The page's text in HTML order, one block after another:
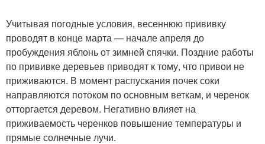
Учитывая погодные условия, весеннюю прививку
проводят в конце марта — начале апреля до
пробуждения яблонь от зимней спячки. Поздние работы
по прививке деревьев приводят к тому, что привои не
приживаются. В момент распускания почек соки
направляются потоком по основным веткам, и черенок
отторгается деревом. Негативно влияет на
приживаемость черенков повышение температуры и
прямые солнечные лучи.